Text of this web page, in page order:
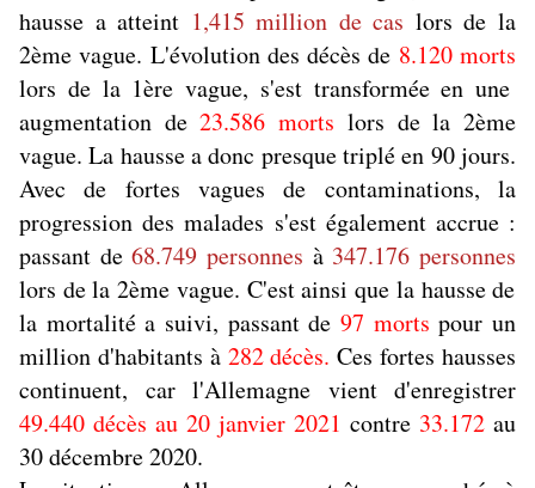
hausse a atteint 1,415 million de cas lors de la
2ème vague. L'évolution des décès de 8.120 morts
lors de la 1ère vague, s'est transformée en une
augmentation de23.586 morts lors de la 2ème
vague. La hausse a donc presque triplé en 90 jours.
Avec de fortes vagues de contaminations, la
progression des malades s'est également accrue :
passant de68.749 personnes à 347.176 personnes
lors de la 2ème vague. C'est ainsi que la hausse de
la mortalité a suivi, passant de 97 morts pour un
million d'habitants à 282 décès. Ces fortes hausses
continuent, car l'Allemagne vient d'enregistrer
49.440 décès au 20 janvier 2021 contre 33.172 au
30 décembre 2020.